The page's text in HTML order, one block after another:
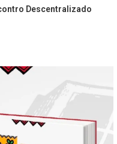
Descentralizado